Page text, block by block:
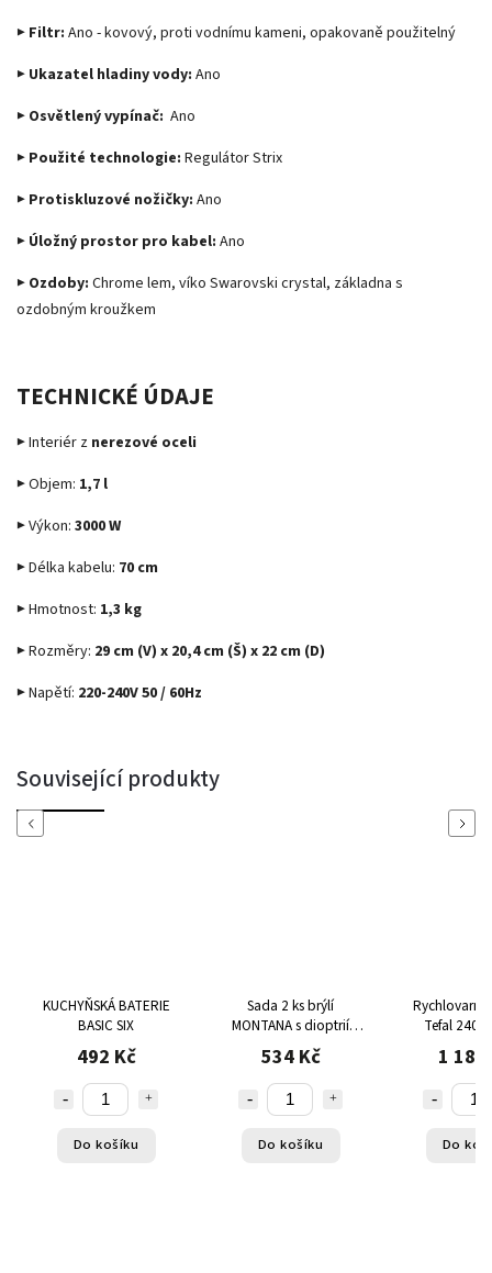
▶ Filtr: Ano - kovový, proti vodnímu kameni, opakovaně použitelný
▶ Ukazatel hladiny vody: Ano
▶ Osvětlený vypínač: Ano
▶ Použité technologie: Regulátor Strix
▶ Protiskluzové nožičky: Ano
▶ Úložný prostor pro kabel: Ano
▶ Ozdoby: Chrome lem, víko Swarovski crystal, základna s
ozdobným kroužkem
TECHNICKÉ ÚDAJE
▶ Interiér z nerezové oceli
▶ Objem: 1,7 l
▶ Výkon: 3000 W
▶ Délka kabelu: 70 cm
▶ Hmotnost: 1,3 kg
▶ Rozměry: 29 cm (V) x 20,4 cm (Š) x 22 cm (D)
▶ Napětí: 220-240V 50 / 60Hz
Související produkty
Previous
KUCHYŇSKÁ BATERIE
BASIC SIX
492 Kč
Do košíku
Sada 2 ks brýlí
MONTANA s dioptrií
+2,0 na čtení a práci na
počítači
534 Kč
Do košíku
Tefal 2400
1 188
Do
Next